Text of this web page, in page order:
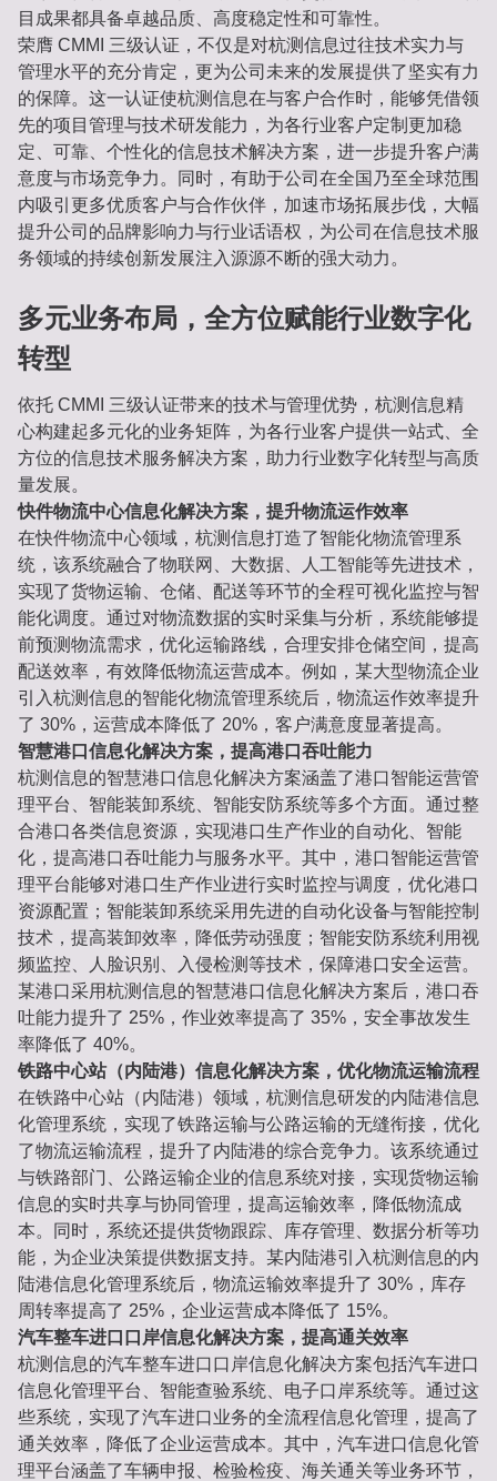
目成果都具备卓越品质、高度稳定性和可靠性。
荣膺 CMMI 三级认证，不仅是对杭测信息过往技术实力与
管理水平的充分肯定，更为公司未来的发展提供了坚实有力
的保障。这一认证使杭测信息在与客户合作时，能够凭借领
先的项目管理与技术研发能力，为各行业客户定制更加稳
定、可靠、个性化的信息技术解决方案，进一步提升客户满
意度与市场竞争力。同时，有助于公司在全国乃至全球范围
内吸引更多优质客户与合作伙伴，加速市场拓展步伐，大幅
提升公司的品牌影响力与行业话语权，为公司在信息技术服
务领域的持续创新发展注入源源不断的强大动力。
多元业务布局，全方位赋能行业数字化
转型
依托 CMMI 三级认证带来的技术与管理优势，杭测信息精
心构建起多元化的业务矩阵，为各行业客户提供一站式、全
方位的信息技术服务解决方案，助力行业数字化转型与高质
量发展。
快件物流中心信息化解决方案，提升物流运作效率
在快件物流中心领域，杭测信息打造了智能化物流管理系
统，该系统融合了物联网、大数据、人工智能等先进技术，
实现了货物运输、仓储、配送等环节的全程可视化监控与智
能化调度。通过对物流数据的实时采集与分析，系统能够提
前预测物流需求，优化运输路线，合理安排仓储空间，提高
配送效率，有效降低物流运营成本。例如，某大型物流企业
引入杭测信息的智能化物流管理系统后，物流运作效率提升
了 30%，运营成本降低了 20%，客户满意度显著提高。
智慧港口信息化解决方案，提高港口吞吐能力
杭测信息的智慧港口信息化解决方案涵盖了港口智能运营管
理平台、智能装卸系统、智能安防系统等多个方面。通过整
合港口各类信息资源，实现港口生产作业的自动化、智能
化，提高港口吞吐能力与服务水平。其中，港口智能运营管
理平台能够对港口生产作业进行实时监控与调度，优化港口
资源配置；智能装卸系统采用先进的自动化设备与智能控制
技术，提高装卸效率，降低劳动强度；智能安防系统利用视
频监控、人脸识别、入侵检测等技术，保障港口安全运营。
某港口采用杭测信息的智慧港口信息化解决方案后，港口吞
吐能力提升了 25%，作业效率提高了 35%，安全事故发生
率降低了 40%。
铁路中心站（内陆港）信息化解决方案，优化物流运输流程
在铁路中心站（内陆港）领域，杭测信息研发的内陆港信息
化管理系统，实现了铁路运输与公路运输的无缝衔接，优化
了物流运输流程，提升了内陆港的综合竞争力。该系统通过
与铁路部门、公路运输企业的信息系统对接，实现货物运输
信息的实时共享与协同管理，提高运输效率，降低物流成
本。同时，系统还提供货物跟踪、库存管理、数据分析等功
能，为企业决策提供数据支持。某内陆港引入杭测信息的内
陆港信息化管理系统后，物流运输效率提升了 30%，库存
周转率提高了 25%，企业运营成本降低了 15%。
汽车整车进口口岸信息化解决方案，提高通关效率
杭测信息的汽车整车进口口岸信息化解决方案包括汽车进口
信息化管理平台、智能查验系统、电子口岸系统等。通过这
些系统，实现了汽车进口业务的全流程信息化管理，提高了
通关效率，降低了企业运营成本。其中，汽车进口信息化管
理平台涵盖了车辆申报、检验检疫、海关通关等业务环节，